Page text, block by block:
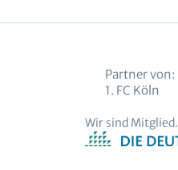
Partner von:
1. FC Köln
Wir sind Mitglied.